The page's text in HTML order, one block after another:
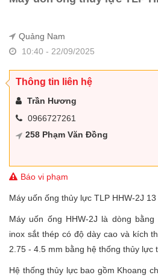
Quảng Nam
10:40 - 22/09/2025
Thông tin liên hệ
Trần Hương
0966727261
258 Phạm Văn Đồng
Báo vi phạm
Máy uốn ống thủy lực TLP HHW-2J 13
Máy uốn ống HHW-2J là dòng
inox sắt thép có độ dày cao và kích
2.75 - 4.5 mm bằng hệ thống thủy lực
Hệ thống thủy lực bao gồm Khoang